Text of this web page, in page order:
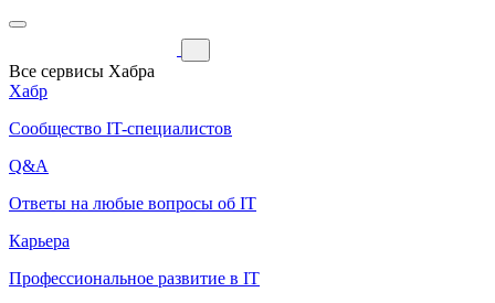
Все сервисы Хабра
Хабр
Сообщество IT-специалистов
Q&A
Ответы на любые вопросы об IT
Карьера
Профессиональное развитие в IT